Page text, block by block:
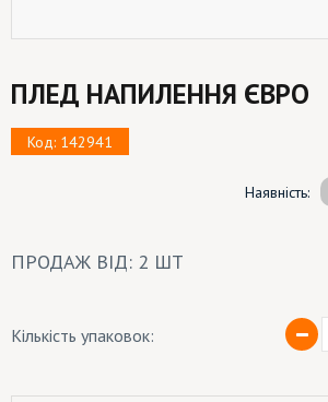
ПЛЕД НАПИЛЕННЯ ЄВРО
Код: 142941
Наявність:
ПРОДАЖ ВІД: 2 ШТ
Кількість упаковок: